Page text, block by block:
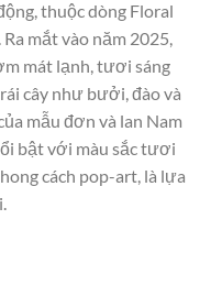
thuộc dòng Floral
mắt vào năm 2025,
mát lạnh, tươi sáng
cây như bưởi, đào và
mẫu đơn và lan Nam
bật với màu sắc tươi
cách pop-art, là lựa